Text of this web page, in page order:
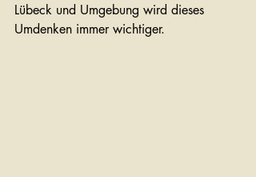
Lübeck und Umgebung wird dieses
Umdenken immer wichtiger.